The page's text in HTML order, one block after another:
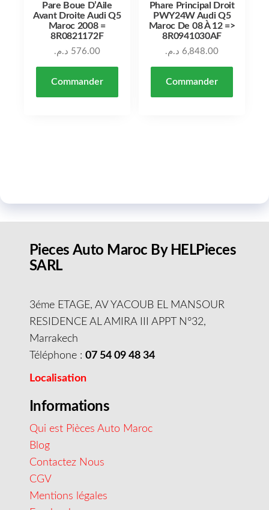
Pare Boue D’Aile
Avant Droite Audi Q5
Maroc 2008 =
8R0821172F
576.00 د.م.
Commander
Phare Principal Droit
PWY24W Audi Q5
Maroc De 08 À 12 =>
8R0941030AF
6,848.00 د.م.
Commander
Pieces Auto Maroc By HELPieces
SARL
3éme ETAGE, AV YACOUB EL MANSOUR
RESIDENCE AL AMIRA III APPT N°32,
Marrakech
Téléphone : 07 54 09 48 34
Localisation
Informations
Qui est Pièces Auto Maroc
Blog
Contactez Nous
CGV
Mentions légales